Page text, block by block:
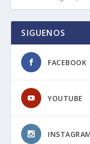
SIGUENOS
FACEBOOK
YOUTUBE